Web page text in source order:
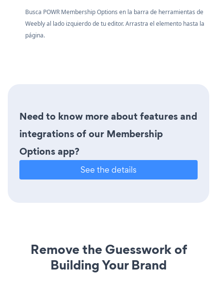
Busca POWR Membership Options en la barra de herramientas de
Weebly al lado izquierdo de tu editor. Arrastra el elemento hasta la
página.
Need to know more about features and
integrations of our Membership
Options app?
See the details
Remove the Guesswork of
Building Your Brand